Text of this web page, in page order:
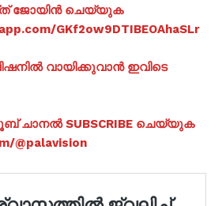
ജോയിൻ ചെയ്യുക
GKf2ow9DTIBEOAhaSLr
വായിക്കുവാൻ ഇവിടെ
ചാനൽ SUBSCRIBE ചെയ്യുക
@palavision